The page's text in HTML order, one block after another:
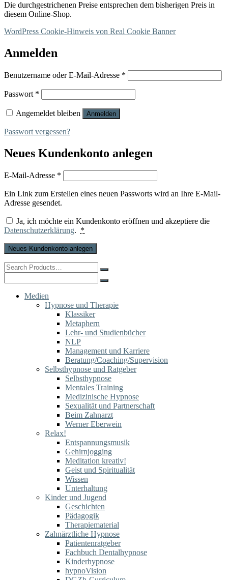
Die durchgestrichenen Preise entsprechen dem bisherigen Preis in
diesem Online-Shop.
WordPress Cookie-Hinweis von Real Cookie Banner
Anmelden
Benutzername oder E-Mail-Adresse *
Passwort *
Angemeldet bleiben Anmelden
Passwort vergessen?
Neues Kundenkonto anlegen
E-Mail-Adresse *
Ein Link zum Erstellen eines neuen Passworts wird an Ihre E-Mail-
Adresse gesendet.
Ja, ich möchte ein Kundenkonto eröffnen und akzeptiere die
Datenschutzerklärung. *
Neues Kundenkonto anlegen
Search
for:
for:
Medien
Hypnose und Therapie
Klassiker
Metaphern
Lehr- und Studienbücher
NLP
Management und Karriere
Beratung/Coaching/Supervision
Selbsthypnose und Ratgeber
Selbsthypnose
Mentales Training
Medizinische Hypnose
Sexualität und Partnerschaft
Beim Zahnarzt
Werner Eberwein
Relax!
Entspannungsmusik
Gehirnjogging
Meditation kreativ!
Geist und Spiritualität
Wissen
Unterhaltung
Kinder und Jugend
Geschichten
Pädagogik
Therapiematerial
Zahnärztliche Hypnose
Patientenratgeber
Fachbuch Dentalhypnose
Kinderhypnose
hypnoVision